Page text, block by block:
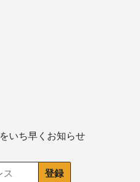
をいち早くお知らせ